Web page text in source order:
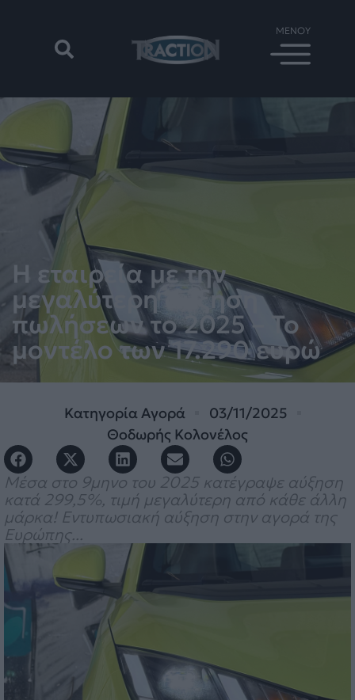
Η εταιρεία με την
μεγαλύτερη αύξηση
πωλήσεων το 2025 – To
μοντέλο των 17.290 ευρώ
ΚατηγορίαΑγορά
03/11/2025
Θοδωρής Κολονέλος
Μέσα στο 9μηνο του 2025 κατέγραψε αύξηση
κατά 299,5%, τιμή μεγαλύτερη από κάθε άλλη
μάρκα! Εντυπωσιακή αύξηση στην αγορά της
Ευρώπης...